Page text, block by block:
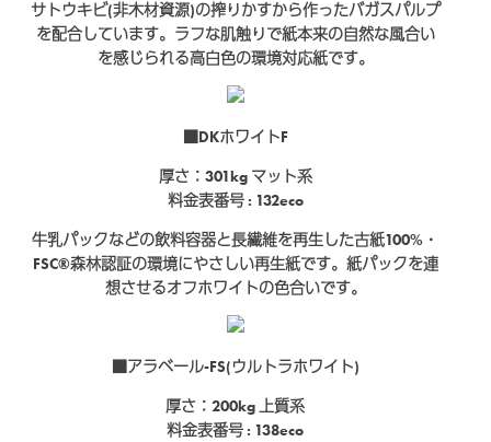
サトウキビ(非木材資源)の搾りかすから作ったバガスパルプ
を配合しています。ラフな肌触りで紙本来の自然な風合い
を感じられる高白色の環境対応紙です。
■DKホワイトF
厚さ：301kg マット系
料金表番号 : 132eco
牛乳パックなどの飲料容器と長繊維を再生した古紙100%・
FSC®森林認証の環境にやさしい再生紙です。紙パックを連
想させるオフホワイトの色合いです。
■アラベール-FS(ウルトラホワイト)
厚さ：200kg 上質系
料金表番号 : 138eco